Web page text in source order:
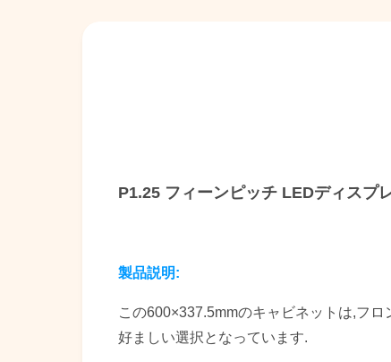
P1.25 フィーンピッチ LEDディス
製品説明:
この600×337.5mmのキャビネットは,フ
好ましい選択となっています.